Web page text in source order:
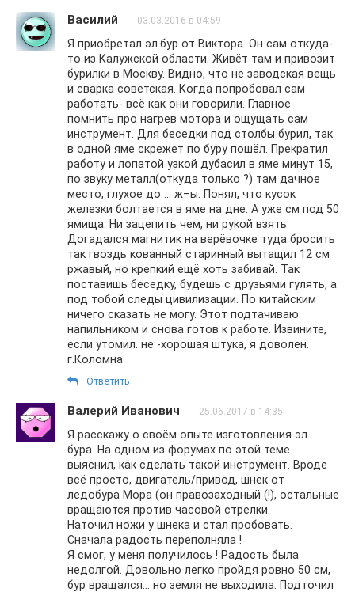
Василий 03.03.2016 в 04:59
Я приобретал эл.бур от Виктора. Он сам откуда-
то из Калужской области. Живёт там и привозит
бурилки в Москву. Видно, что не заводская вещь
и сварка советская. Когда попробовал сам
работать- всё как они говорили. Главное
помнить про нагрев мотора и ощущать сам
инструмент. Для беседки под столбы бурил, так
в одной яме скрежет по буру пошёл. Прекратил
работу и лопатой узкой дубасил в яме минут 15,
по звуку металл(откуда только ?) там дачное
место, глухое до … ж–ы. Понял, что кусок
железки болтается в яме на дне. А уже см под 50
ямища. Ни зацепить чем, ни рукой взять.
Догадался магнитик на верёвочке туда бросить
так гвоздь кованный старинный вытащил 12 см
ржавый, но крепкий ещё хоть забивай. Так
поставишь беседку, будешь с друзьями гулять, а
под тобой следы цивилизации. По китайским
ничего сказать не могу. Этот подтачиваю
напильником и снова готов к работе. Извините,
если утомил. не -хорошая штука, я доволен.
г.Коломна
Ответить
Валерий Иванович 25.06.2017 в 14:35
Я расскажу о своём опыте изготовления эл.
бура. На одном из форумах по этой теме
выяснил, как сделать такой инструмент. Вроде
всё просто, двигатель/привод, шнек от
ледобура Мора (он правозаходный (!), остальные
вращаются против часовой стрелки.
Наточил ножи у шнека и стал пробовать.
Сначала радость переполняла !
Я смог, у меня получилось ! Радость была
недолгой. Довольно легко пройдя ровно 50 см,
бур вращался… но земля не выходила. Подточил